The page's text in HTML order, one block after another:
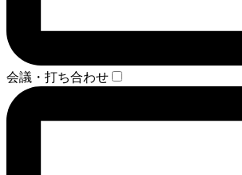
会議・打ち合わせ